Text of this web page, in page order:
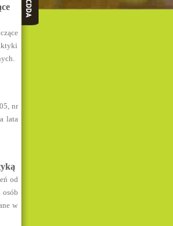
nr
lata
od
w